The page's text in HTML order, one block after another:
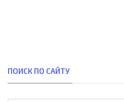
ПОИСК ПО САЙТУ